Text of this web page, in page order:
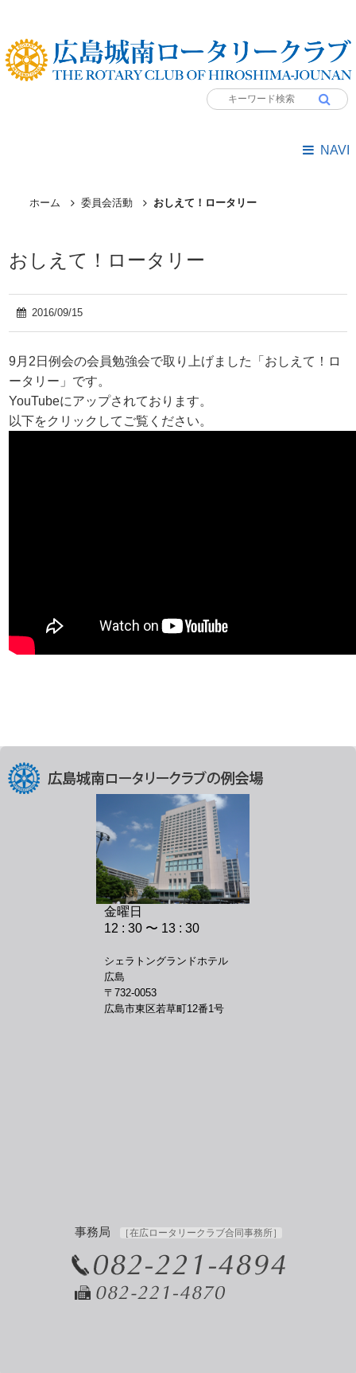
NAVI
ホーム 委員会活動 おしえて！ロータリー
おしえて！ロータリー
2016/09/15
9月2日例会の会員勉強会で取り上げました「おしえて！ロ
ータリー」です。
YouTubeにアップされております。
以下をクリックしてご覧ください。
金曜日
12 : 30 〜 13 : 30
シェラトングランドホテル
広島
〒732-0053
広島市東区若草町12番1号
事務局 ［在広ロータリークラブ合同事務所］